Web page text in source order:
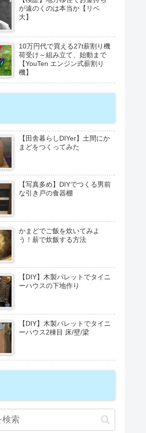
が遠のくのは本当か【リベ
大】
10万円代で買える27t薪割り機
荷受け～組み立て、始動まで
【YouTen エンジン式薪割り
機】
【田舎暮らしDIYer】土間にか
まどをつくってみた
【写真多め】DIYでつくる男前
な引き戸の食器棚
かまどでご飯を炊いてみよ
う！薪で炊飯する方法
【DIY】木製パレットでタイニ
ーハウスの下地作り
【DIY】木製パレットでタイニ
ーハウス2棟目 床/壁/梁